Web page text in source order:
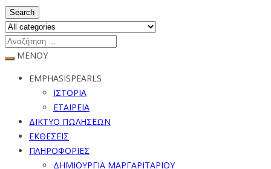
Search
ΜΕΝΟΥ
EMPHASISPEARLS
ΙΣΤΟΡΙΑ
ΕΤΑΙΡΕΙΑ
ΔΙΚΤΥΟ ΠΩΛΗΣΕΩΝ
ΕΚΘΕΣΕΙΣ
ΠΛΗΡΟΦΟΡΙΕΣ
ΔΗΜΙΟΥΡΓΙΑ ΜΑΡΓΑΡΙΤΑΡΙΟΥ